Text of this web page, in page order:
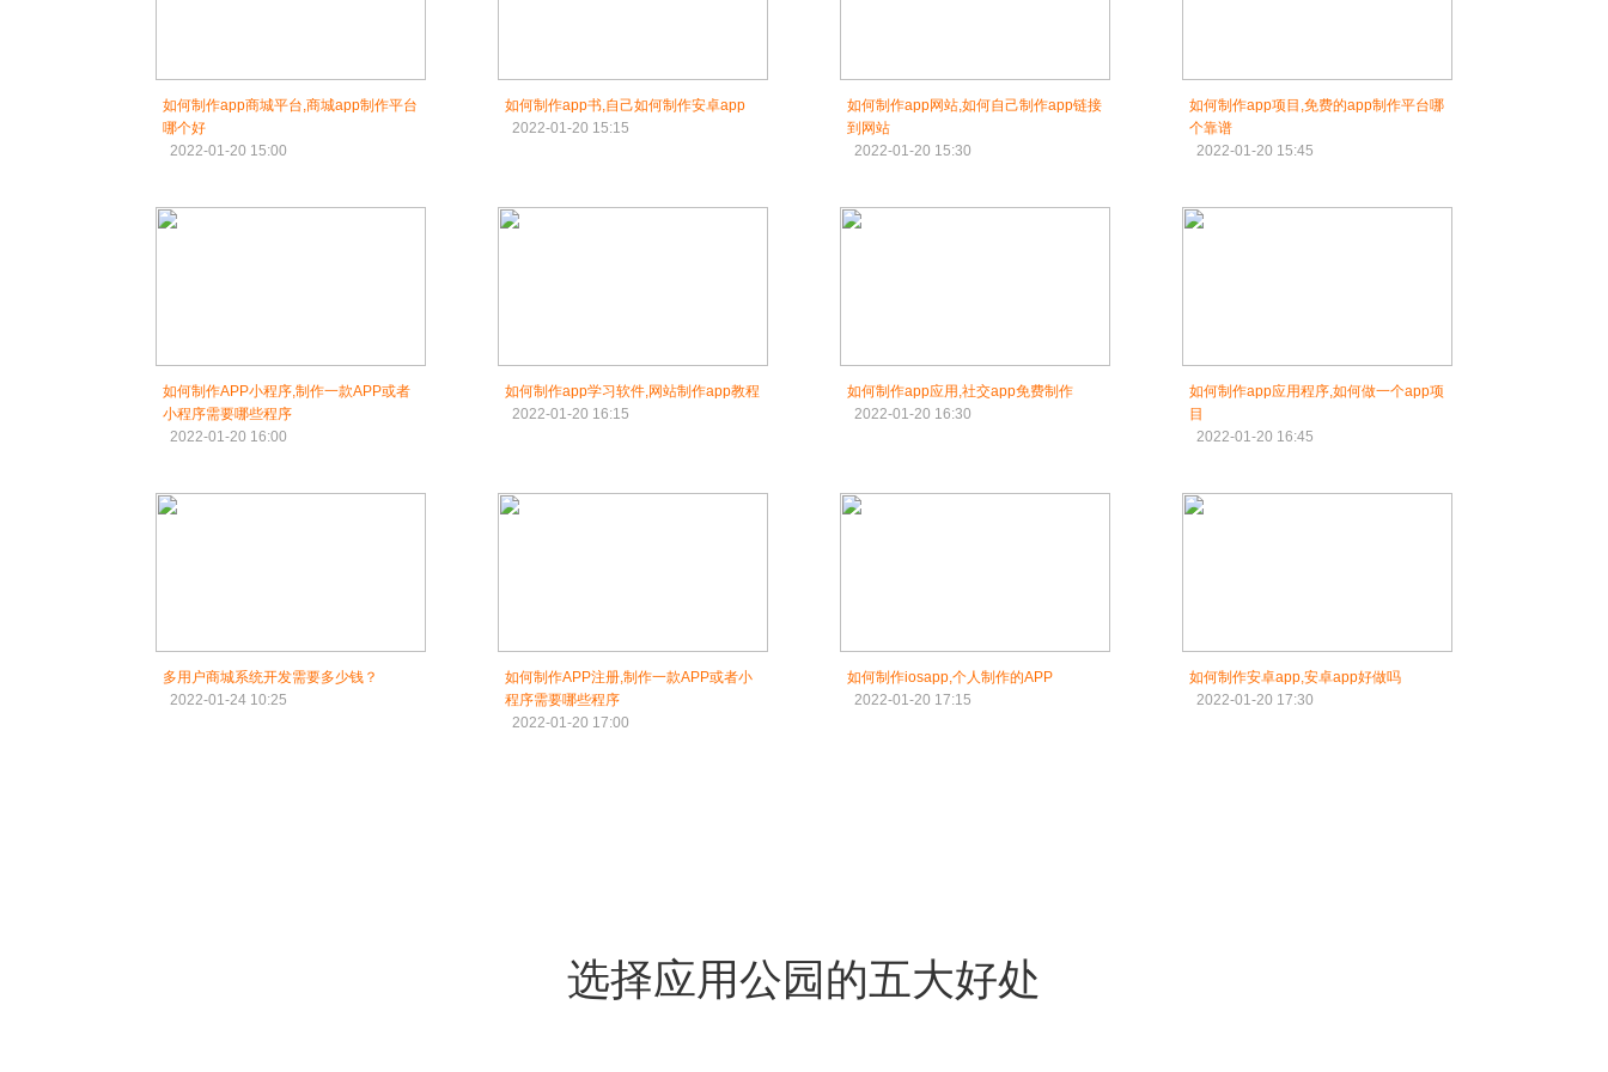
如何制作app商城平台,商城app制作平台
哪个好
2022-01-20 15:00
如何制作app书,自己如何制作安卓app
2022-01-20 15:15
如何制作app网站,如何自己制作app链接
到网站
2022-01-20 15:30
如何制作app项目,免费的app制作平台哪
个靠谱
2022-01-20 15:45
如何制作APP小程序,制作一款APP或者
小程序需要哪些程序
2022-01-20 16:00
如何制作app学习软件,网站制作app教程
2022-01-20 16:15
如何制作app应用,社交app免费制作
2022-01-20 16:30
如何制作app应用程序,如何做一个app项
目
2022-01-20 16:45
多用户商城系统开发需要多少钱？
2022-01-24 10:25
如何制作APP注册,制作一款APP或者小
程序需要哪些程序
2022-01-20 17:00
如何制作iosapp,个人制作的APP
2022-01-20 17:15
如何制作安卓app,安卓app好做吗
2022-01-20 17:30
选择应用公园的五大好处